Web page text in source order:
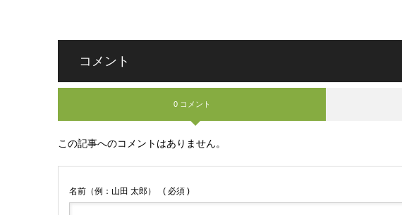
コメント
0 コメント
この記事へのコメントはありません。
名前（例：山田 太郎） ( 必須 )